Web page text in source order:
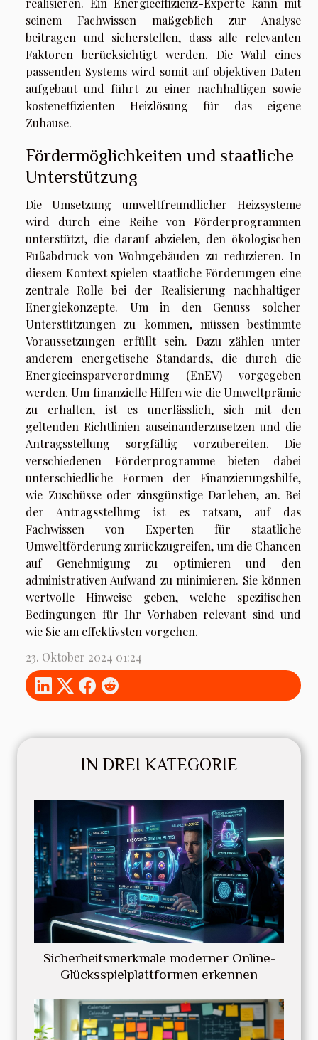
IN DREI KATEGORIE
Sicherheitsmerkmale moderner Online-
Glücksspielplattformen erkennen
realisieren. Ein Energieeffizienz-Experte kann mit
seinem Fachwissen maßgeblich zur Analyse
beitragen und sicherstellen, dass alle relevanten
Faktoren berücksichtigt werden. Die Wahl eines
passenden Systems wird somit auf objektiven Daten
aufgebaut und führt zu einer nachhaltigen sowie
kosteneffizienten Heizlösung für das eigene
Zuhause.
Fördermöglichkeiten und staatliche
Unterstützung
Die Umsetzung umweltfreundlicher Heizsysteme
wird durch eine Reihe von Förderprogrammen
unterstützt, die darauf abzielen, den ökologischen
Fußabdruck von Wohngebäuden zu reduzieren. In
diesem Kontext spielen staatliche Förderungen eine
zentrale Rolle bei der Realisierung nachhaltiger
Energiekonzepte. Um in den Genuss solcher
Unterstützungen zu kommen, müssen bestimmte
Voraussetzungen erfüllt sein. Dazu zählen unter
anderem energetische Standards, die durch die
Energieeinsparverordnung (EnEV) vorgegeben
werden. Um finanzielle Hilfen wie die Umweltprämie
zu erhalten, ist es unerlässlich, sich mit den
geltenden Richtlinien auseinanderzusetzen und die
Antragsstellung sorgfältig vorzubereiten. Die
verschiedenen Förderprogramme bieten dabei
unterschiedliche Formen der Finanzierungshilfe,
wie Zuschüsse oder zinsgünstige Darlehen, an. Bei
der Antragsstellung ist es ratsam, auf das
Fachwissen von Experten für staatliche
Umweltförderung zurückzugreifen, um die Chancen
auf Genehmigung zu optimieren und den
administrativen Aufwand zu minimieren. Sie können
wertvolle Hinweise geben, welche spezifischen
Bedingungen für Ihr Vorhaben relevant sind und
wie Sie am effektivsten vorgehen.
23. Oktober 2024 01:24